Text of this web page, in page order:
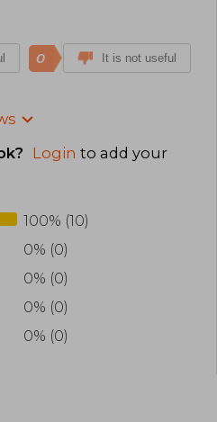
0 It is not useful
Login to add your
100% (10)
0% (0)
0% (0)
0% (0)
0% (0)